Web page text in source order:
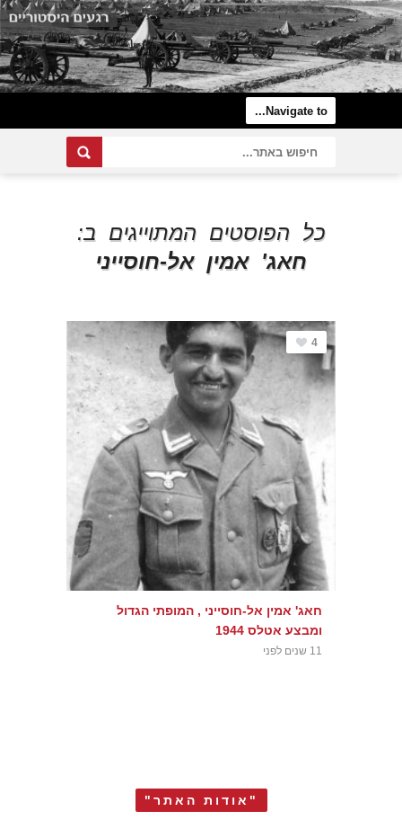
כל הפוסטים המתוייגים ב:
חאג' אמין אל-חוסייני
4
חאג' אמין אל-חוסייני , המופתי הגדול
ומבצע אטלס 1944
11 שנים לפני
"אודות האתר"